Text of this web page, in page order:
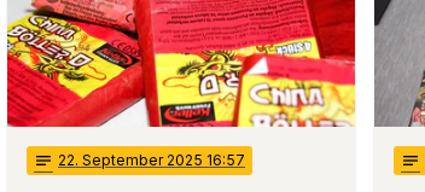
notes 22. September 2025 16:57 notes